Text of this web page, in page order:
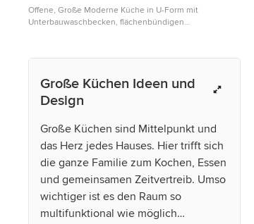
Offene, Große Moderne Küche in U-Form mit
Unterbauwaschbecken, flächenbündigen
Küchengeräten aus Edelstahl, Porzellan-Bodenfliesen,
RomGroße Küchen Ideen und
Design
Große Küchen sind Mittelpunkt und
das Herz jedes Hauses. Hier trifft sich
die ganze Familie zum Kochen, Essen
und gemeinsamen Zeitvertreib. Umso
wichtiger ist es den Raum so
multifunktional wie möglich